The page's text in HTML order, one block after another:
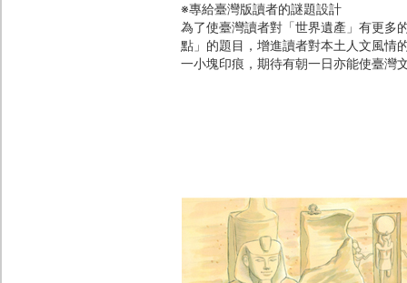
※專給臺灣版讀者的謎題設計
為了使臺灣讀者對「世界遺產」有更多
點」的題目，增進讀者對本土人文風情
一小塊印痕，期待有朝一日亦能使臺灣